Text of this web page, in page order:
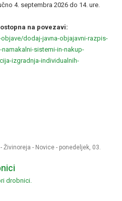
4. septembra 2026 do 14. ure.
na povezavi:
dodaj-javna-objajavni-razpis-
sistemi-in-nakup-
izgradnja-individualnih-
- Živinoreja - Novice - ponedeljek, 03.
drobnici.